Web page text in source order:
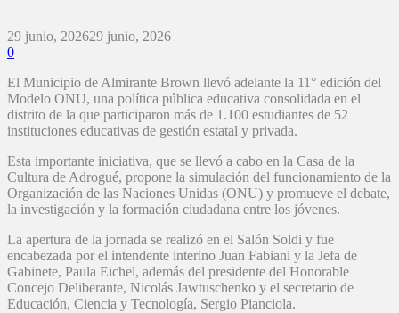
29 junio, 202629 junio, 2026
0
El Municipio de Almirante Brown llevó adelante la 11° edición del
Modelo ONU, una política pública educativa consolidada en el
distrito de la que participaron más de 1.100 estudiantes de 52
instituciones educativas de gestión estatal y privada.
Esta importante iniciativa, que se llevó a cabo en la Casa de la
Cultura de Adrogué, propone la simulación del funcionamiento de la
Organización de las Naciones Unidas (ONU) y promueve el debate,
la investigación y la formación ciudadana entre los jóvenes.
La apertura de la jornada se realizó en el Salón Soldi y fue
encabezada por el intendente interino Juan Fabiani y la Jefa de
Gabinete, Paula Eichel, además del presidente del Honorable
Concejo Deliberante, Nicolás Jawtuschenko y el secretario de
Educación, Ciencia y Tecnología, Sergio Pianciola.